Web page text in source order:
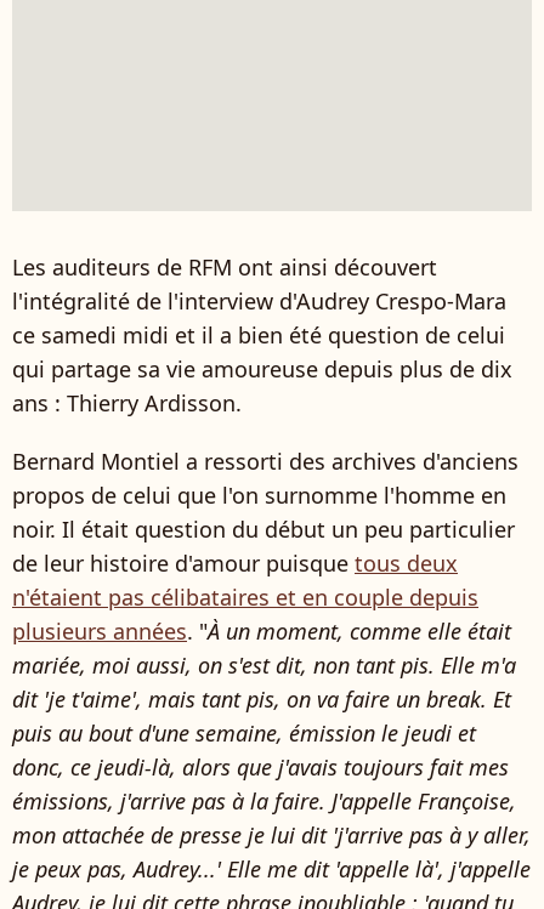
Les auditeurs de RFM ont ainsi découvert
l'intégralité de l'interview d'Audrey Crespo-Mara
ce samedi midi et il a bien été question de celui
qui partage sa vie amoureuse depuis plus de dix
ans : Thierry Ardisson.
Bernard Montiel a ressorti des archives d'anciens
propos de celui que l'on surnomme l'homme en
noir. Il était question du début un peu particulier
de leur histoire d'amour puisque tous deux
n'étaient pas célibataires et en couple depuis
plusieurs années. "À un moment, comme elle était
mariée, moi aussi, on s'est dit, non tant pis. Elle m'a
dit 'je t'aime', mais tant pis, on va faire un break. Et
puis au bout d'une semaine, émission le jeudi et
donc, ce jeudi-là, alors que j'avais toujours fait mes
émissions, j'arrive pas à la faire. J'appelle Françoise,
mon attachée de presse je lui dit 'j'arrive pas à y aller,
je peux pas, Audrey...' Elle me dit 'appelle là', j'appelle
Audrey, je lui dit cette phrase inoubliable : 'quand tu